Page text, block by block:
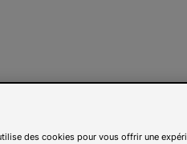
des cookies pour vous offrir une